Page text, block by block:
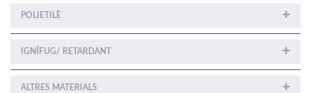
POLIETILÈ
IGNÍFUG/ RETARDANT
ALTRES MATERIALS